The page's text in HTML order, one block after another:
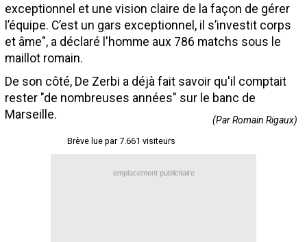
exceptionnel et une vision claire de la façon de gérer
l’équipe. C’est un gars exceptionnel, il s’investit corps
et âme", a déclaré l'homme aux 786 matchs sous le
maillot romain.
De son côté, De Zerbi a déjà fait savoir qu'il comptait
rester "de nombreuses années" sur le banc de
Marseille.
(Par Romain Rigaux)
Brève lue par 7.661 visiteurs
emplacement publicitaire
Contact / Signaler un bug
Recrutement Maxifoot
Mentions légales
site web Maxifoot.fr